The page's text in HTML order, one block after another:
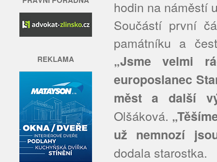
REKLAMA
hodin na náměstí
Součástí první
památníku a
„Jsme velmi
europoslanec
měst a další
Olšáková.
už nemnozí
dodala starostka.